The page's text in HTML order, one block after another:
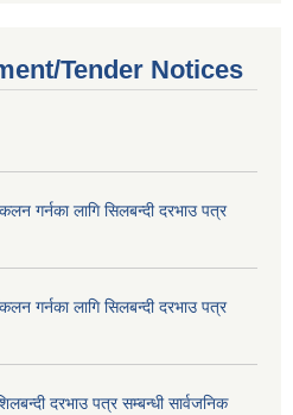
Tender Notices
गर्नका लागि सिलबन्दी दरभाउ पत्र
गर्नका लागि सिलबन्दी दरभाउ पत्र
दरभाउ पत्र सम्बन्धी सार्वजनिक